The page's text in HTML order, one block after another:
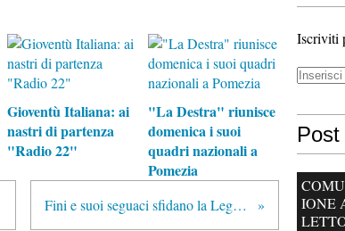
Gioventù Italiana: ai
nastri di partenza
"Radio 22"
"La Destra" riunisce
domenica i suoi
quadri nazionali a
Pomezia
Fini e suoi seguaci sfidano la Lega per difendere l'immigrazione
Iscriviti
IONE